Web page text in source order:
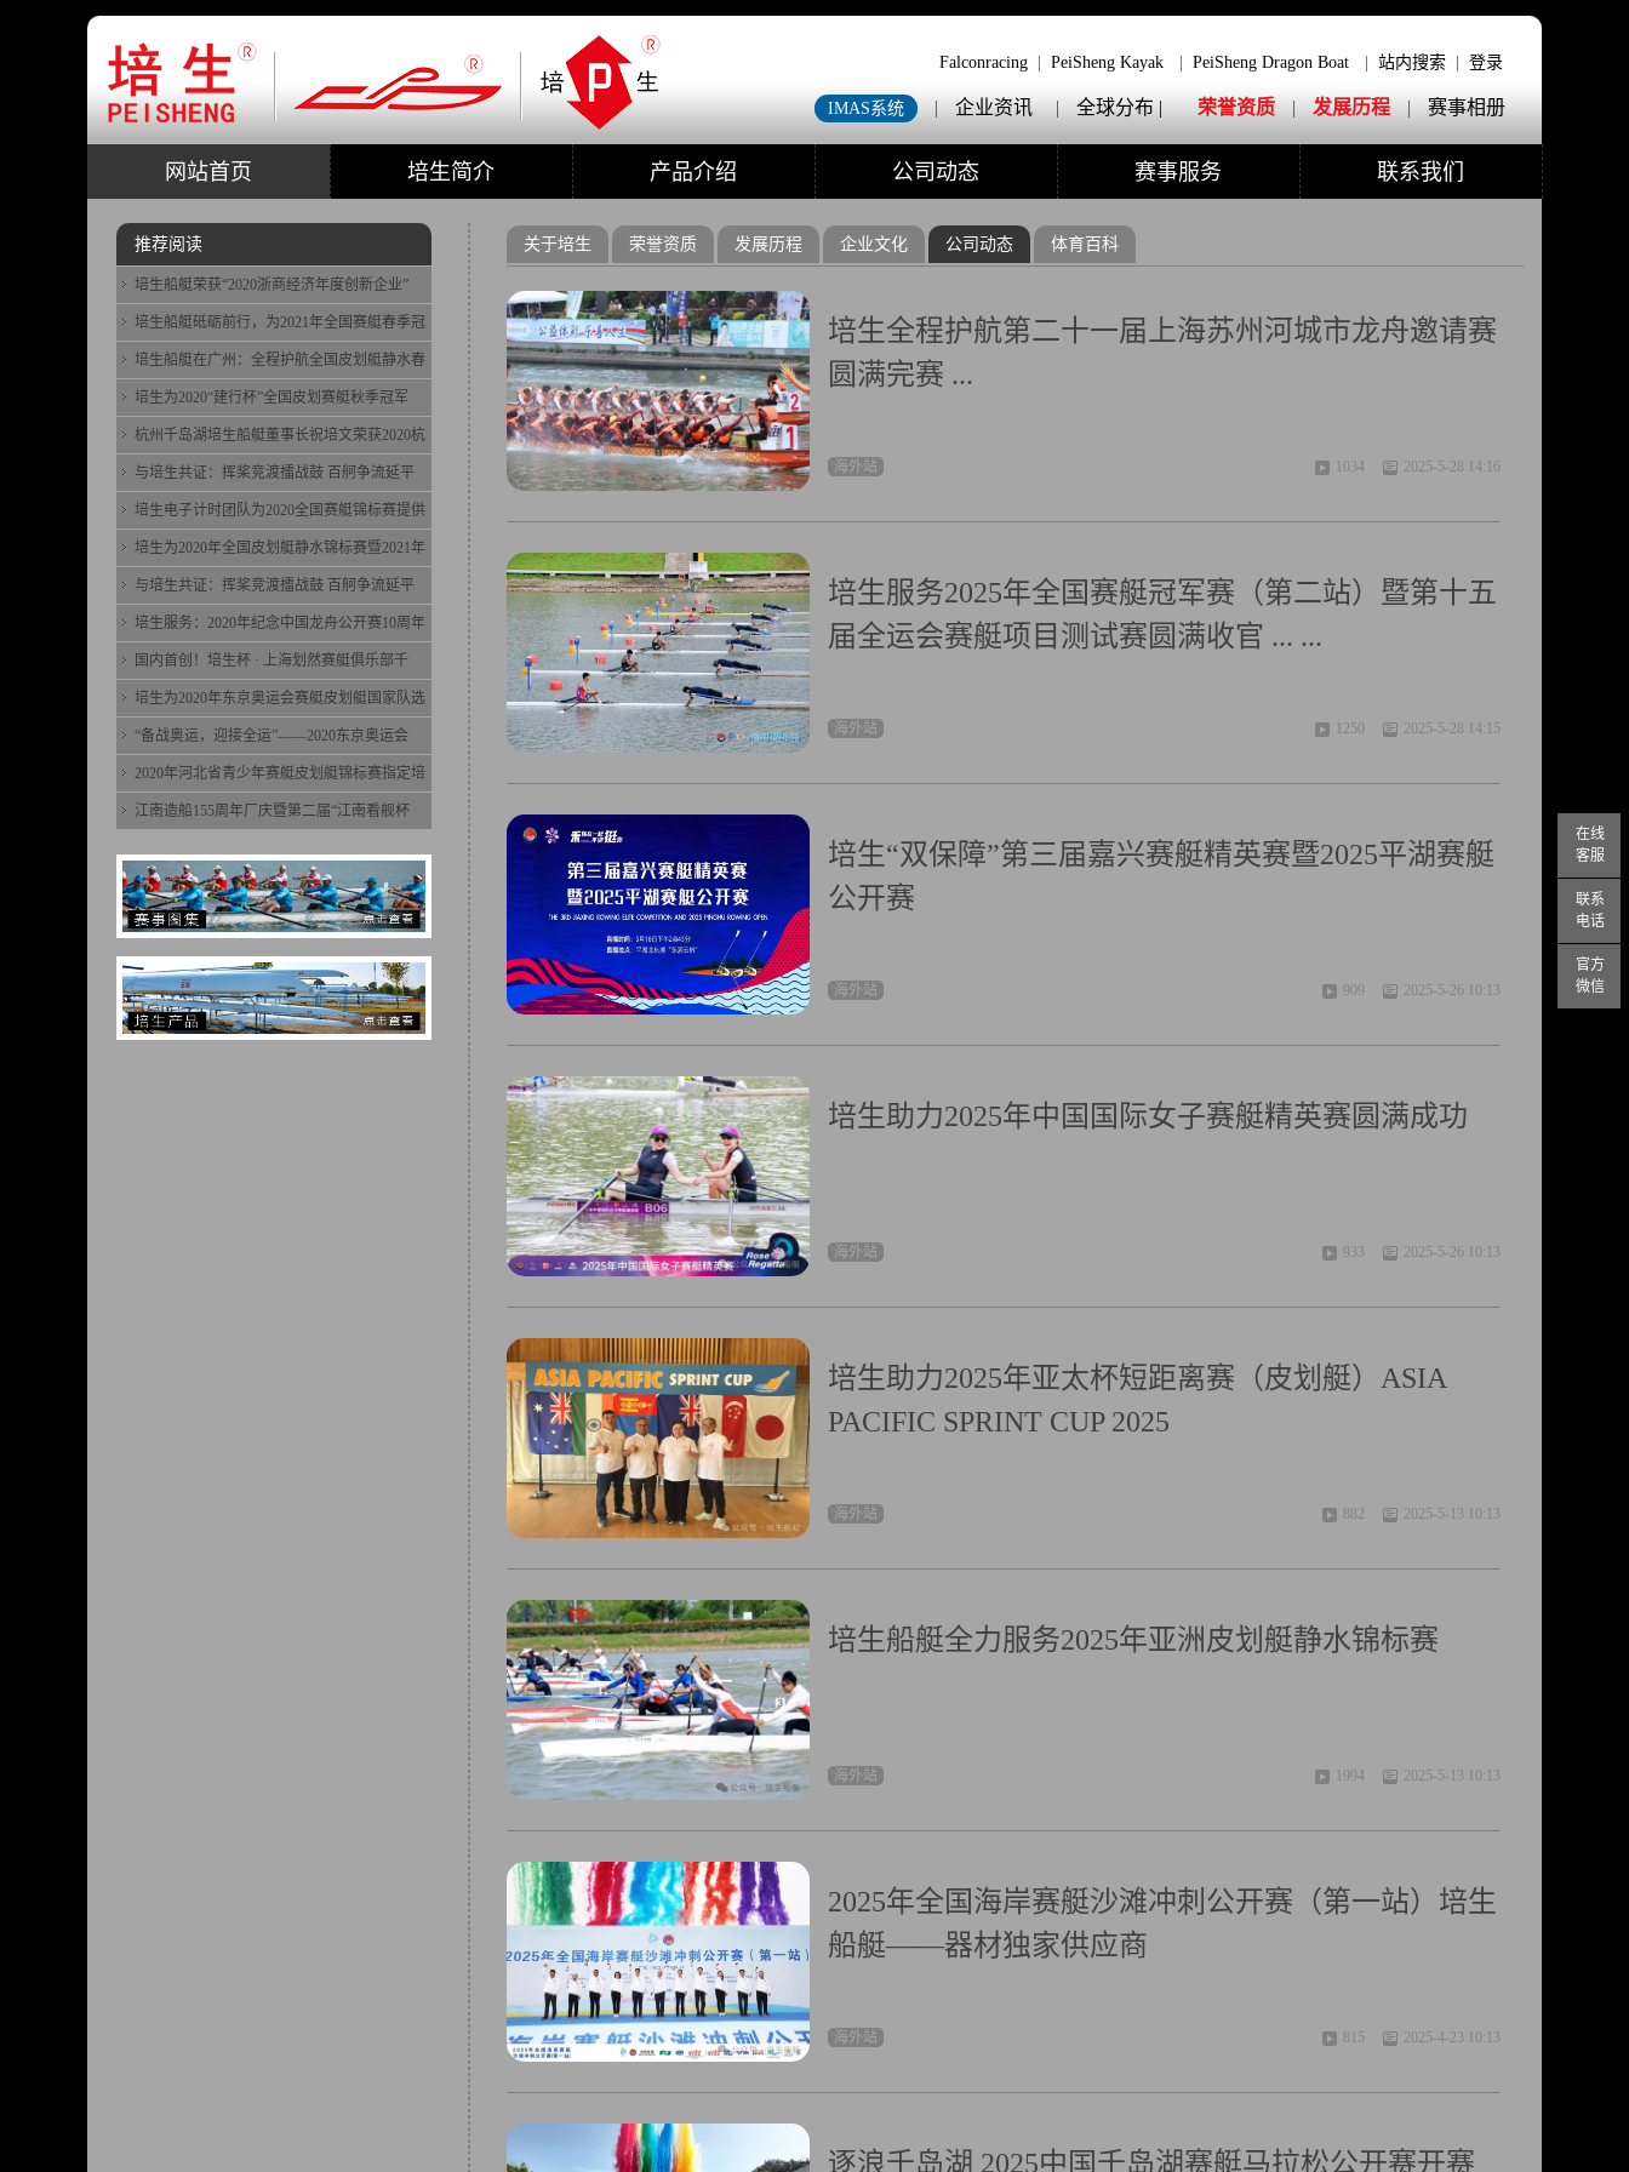
在线
客服
联系
电话
官方
微信
Falconracing PeiSheng Kayak PeiSheng Dragon Boat 站内搜索 登录
IMAS系统 | 企业资讯 | 全球分布 | 荣誉资质 | 发展历程 | 赛事相册
网站首页 培生简介 产品介绍 公司动态 赛事服务 联系我们
关于培生 荣誉资质 发展历程 企业文化 公司动态 体育百科
培生全程护航第二十一届上海苏州河城市龙舟邀请赛
圆满完赛 ...
1034 2025-5-28 14:16
海外站
培生服务2025年全国赛艇冠军赛（第二站）暨第十五
届全运会赛艇项目测试赛圆满收官 ... ...
1250 2025-5-28 14:15
海外站
培生“双保障”第三届嘉兴赛艇精英赛暨2025平湖赛艇
公开赛
909 2025-5-26 10:13
海外站
培生助力2025年中国国际女子赛艇精英赛圆满成功
933 2025-5-26 10:13
海外站
培生助力2025年亚太杯短距离赛（皮划艇）ASIA
PACIFIC SPRINT CUP 2025
882 2025-5-13 10:13
海外站
培生船艇全力服务2025年亚洲皮划艇静水锦标赛
1994 2025-5-13 10:13
海外站
2025年全国海岸赛艇沙滩冲刺公开赛（第一站）培生
船艇——器材独家供应商
815 2025-4-23 10:13
海外站
逐浪千岛湖 2025中国千岛湖赛艇马拉松公开赛开赛
推荐阅读
培生船艇荣获“2020浙商经济年度创新企业”
培生船艇砥砺前行，为2021年全国赛艇春季冠
培生船艇在广州：全程护航全国皮划艇静水春
培生为2020“建行杯”全国皮划赛艇秋季冠军
杭州千岛湖培生船艇董事长祝培文荣获2020杭
与培生共证：挥桨竞渡擂战鼓 百舸争流延平
培生电子计时团队为2020全国赛艇锦标赛提供
培生为2020年全国皮划艇静水锦标赛暨2021年
与培生共证：挥桨竞渡擂战鼓 百舸争流延平
培生服务：2020年纪念中国龙舟公开赛10周年
国内首创！培生杯 · 上海划然赛艇俱乐部千
培生为2020年东京奥运会赛艇皮划艇国家队选
“备战奥运，迎接全运”——2020东京奥运会
2020年河北省青少年赛艇皮划艇锦标赛指定培
江南造船155周年厂庆暨第二届“江南看舰杯